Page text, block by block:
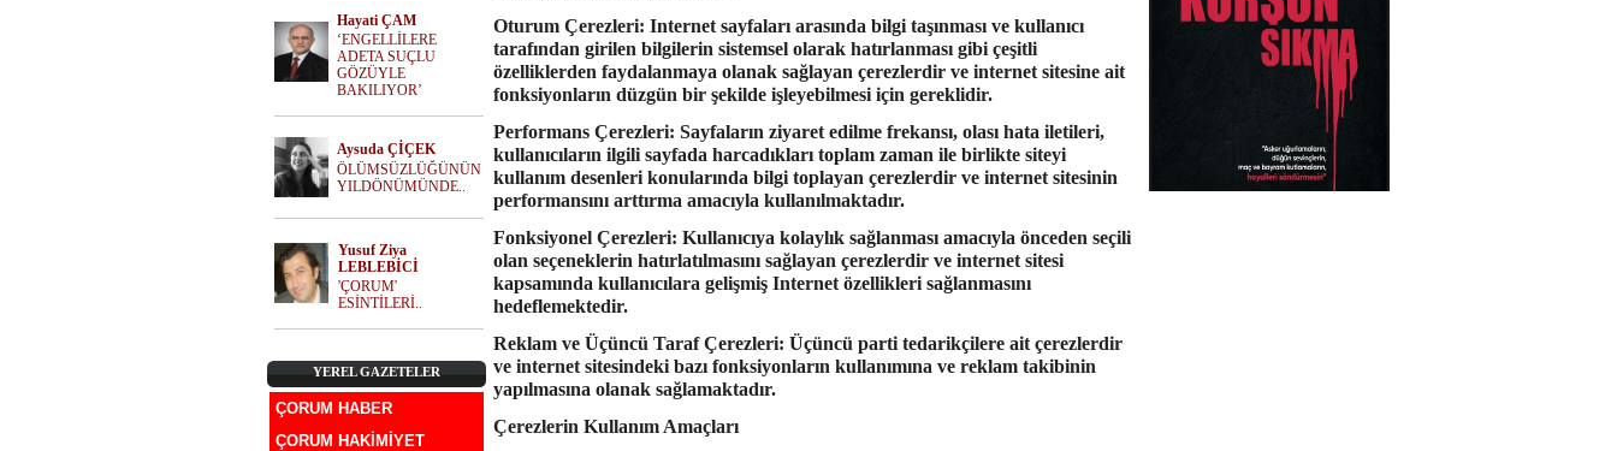
Hayati ÇAM
‘ENGELLİLERE
ADETA SUÇLU
GÖZÜYLE
BAKILIYOR’
Aysuda ÇİÇEK
ÖLÜMSÜZLÜĞÜNÜN
YILDÖNÜMÜNDE..
Yusuf Ziya
LEBLEBİCİ
'ÇORUM'
ESİNTİLERİ..
YEREL GAZETELER
ÇORUM HABER
ÇORUM HAKİMİYET
Oturum Çerezleri: Internet sayfaları arasında bilgi taşınması ve kullanıcı
tarafından girilen bilgilerin sistemsel olarak hatırlanması gibi çeşitli
özelliklerden faydalanmaya olanak sağlayan çerezlerdir ve internet sitesine ait
fonksiyonların düzgün bir şekilde işleyebilmesi için gereklidir.
Performans Çerezleri: Sayfaların ziyaret edilme frekansı, olası hata iletileri,
kullanıcıların ilgili sayfada harcadıkları toplam zaman ile birlikte siteyi
kullanım desenleri konularında bilgi toplayan çerezlerdir ve internet sitesinin
performansını arttırma amacıyla kullanılmaktadır.
Fonksiyonel Çerezleri: Kullanıcıya kolaylık sağlanması amacıyla önceden seçili
olan seçeneklerin hatırlatılmasını sağlayan çerezlerdir ve internet sitesi
kapsamında kullanıcılara gelişmiş Internet özellikleri sağlanmasını
hedeflemektedir.
Reklam ve Üçüncü Taraf Çerezleri: Üçüncü parti tedarikçilere ait çerezlerdir
ve internet sitesindeki bazı fonksiyonların kullanımına ve reklam takibinin
yapılmasına olanak sağlamaktadır.
Çerezlerin Kullanım Amaçları